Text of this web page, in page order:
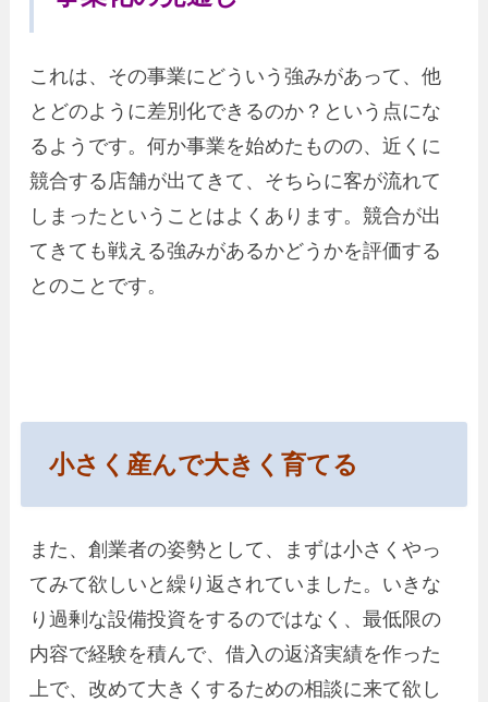
これは、その事業にどういう強みがあって、他
とどのように差別化できるのか？という点にな
るようです。何か事業を始めたものの、近くに
競合する店舗が出てきて、そちらに客が流れて
しまったということはよくあります。競合が出
てきても戦える強みがあるかどうかを評価する
とのことです。
小さく産んで大きく育てる
また、創業者の姿勢として、まずは小さくやっ
てみて欲しいと繰り返されていました。いきな
り過剰な設備投資をするのではなく、最低限の
内容で経験を積んで、借入の返済実績を作った
上で、改めて大きくするための相談に来て欲し